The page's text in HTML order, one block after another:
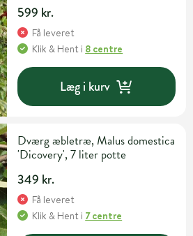
599 kr.
Få leveret
Klik & Hent i 8 centre
Læg i kurv
Dværg æbletræ, Malus domestica
'Dicovery', 7 liter potte
349 kr.
Få leveret
Klik & Hent i 7 centre